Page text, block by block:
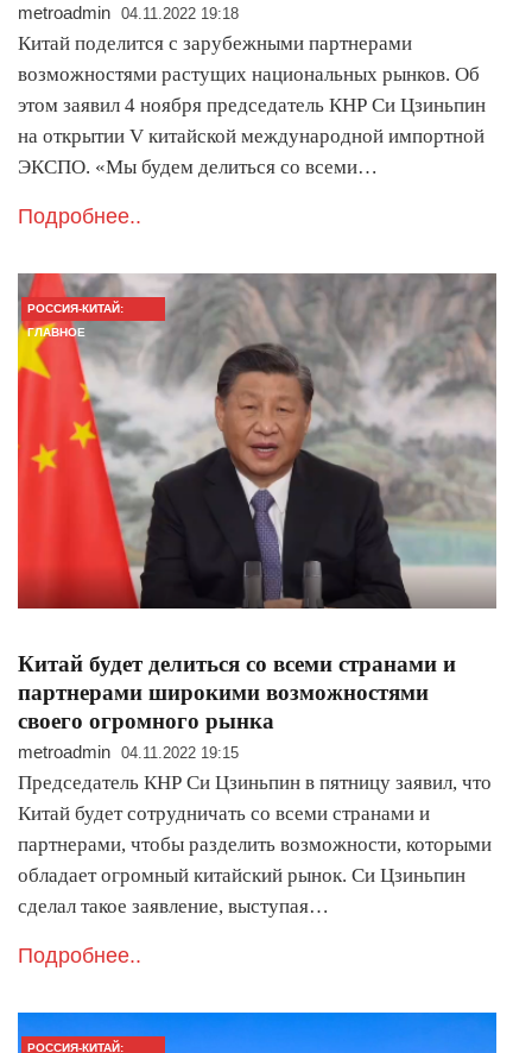
metroadmin 04.11.2022 19:18
Китай поделится с зарубежными партнерами
возможностями растущих национальных рынков. Об
этом заявил 4 ноября председатель КНР Си Цзиньпин
на открытии V китайской международной импортной
ЭКСПО. «Мы будем делиться со всеми…
Подробнее..
РОССИЯ-КИТАЙ:
ГЛАВНОЕ
Китай будет делиться со всеми странами и
партнерами широкими возможностями
своего огромного рынка
metroadmin 04.11.2022 19:15
Председатель КНР Си Цзиньпин в пятницу заявил, что
Китай будет сотрудничать со всеми странами и
партнерами, чтобы разделить возможности, которыми
обладает огромный китайский рынок. Си Цзиньпин
сделал такое заявление, выступая…
Подробнее..
РОССИЯ-КИТАЙ: